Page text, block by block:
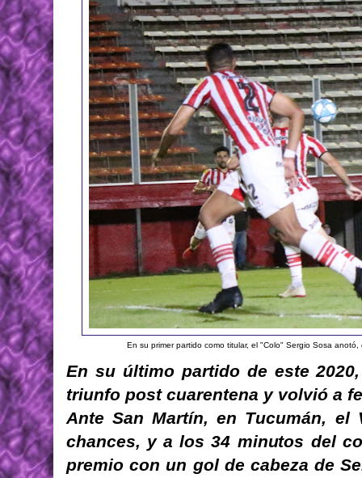
En su primer partido como titular, el "Colo" Sergio Sosa
En su último partido de este
triunfo post cuarentena y volvió a
Ante San Martín, en Tucumán, el
chances, y a los 34 minutos del
premio con un gol de cabeza de